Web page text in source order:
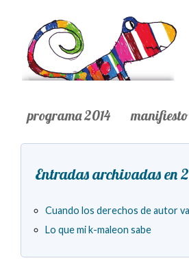
programa 2014 manifiesto
Entradas archivadas en
Cuando los derechos de autor
Lo que mi k-maleon sabe